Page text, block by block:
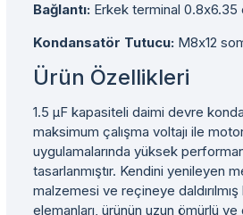
Bağlantı: Erkek terminal 0.8x6.35
Kondansatör Tutucu: M8x12
Ürün Özellikleri
1.5 µF kapasiteli daimi devre
maksimum çalışma voltajı ile
uygulamalarında yüksek
tasarlanmıştır. Kendini yenileyen
malzemesi ve reçineye
elemanları, ürünün uzun ömürlü ve